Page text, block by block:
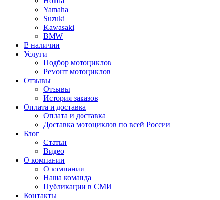
Yamaha
Suzuki
Kawasaki
BMW
В наличии
Услуги
Подбор мотоциклов
Ремонт мотоциклов
Отзывы
Отзывы
История заказов
Оплата и доставка
Оплата и доставка
Доставка мотоциклов по всей России
Блог
Статьи
Видео
О компании
О компании
Наша команда
Публикации в СМИ
Контакты